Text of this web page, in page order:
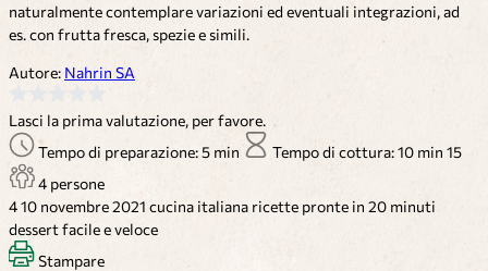
naturalmente contemplare variazioni ed eventuali integrazioni, ad
es. con frutta fresca, spezie e simili.
Autore: Nahrin SA
Lasci la prima valutazione, per favore.
Tempo di preparazione: 5 min
Tempo di cottura: 10 min 15
4 persone
410 novembre 2021 cucina italiana ricette pronte in 20 minuti
dessertfacile e veloce
Stampare